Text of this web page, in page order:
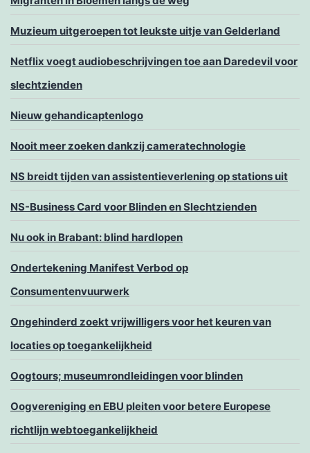
Muzieum uitgeroepen tot leukste uitje van Gelderland
Netflix voegt audiobeschrijvingen toe aan Daredevil voor
slechtzienden
Nieuw gehandicaptenlogo
Nooit meer zoeken dankzij cameratechnologie
NS breidt tijden van assistentieverlening op stations uit
NS-Business Card voor Blinden en Slechtzienden
Nu ook in Brabant: blind hardlopen
Ondertekening Manifest Verbod op
Consumentenvuurwerk
Ongehinderd zoekt vrijwilligers voor het keuren van
locaties op toegankelijkheid
Oogtours; museumrondleidingen voor blinden
Oogvereniging en EBU pleiten voor betere Europese
richtlijn webtoegankelijkheid